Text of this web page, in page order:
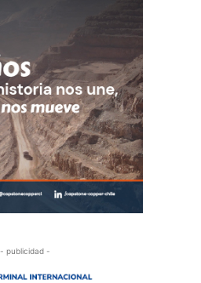
- publicidad -